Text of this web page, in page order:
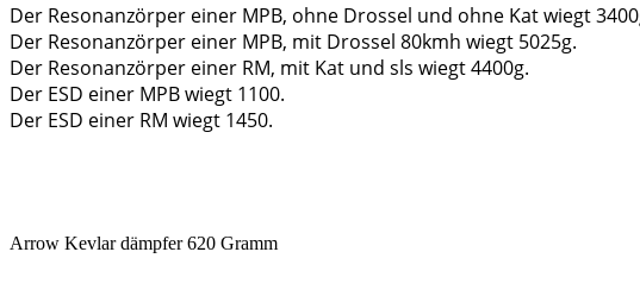
Der Resonanzörper einer MPB, ohne Drossel und ohne Kat wiegt
Der Resonanzörper einer MPB, mit Drossel 80kmh wiegt 5025g.
Der Resonanzörper einer RM, mit Kat und sls wiegt 4400g.
Der ESD einer MPB wiegt 1100.
Der ESD einer RM wiegt 1450.
Arrow Kevlar dämpfer 620 Gramm